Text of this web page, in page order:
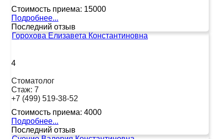
Стоимость приема: 15000
Подробнее...
Последний отзыв
Горохова Елизавета Константиновна
4
Стоматолог
Стаж: 7
+7 (499) 519-38-52
Стоимость приема: 4000
Подробнее...
Последний отзыв